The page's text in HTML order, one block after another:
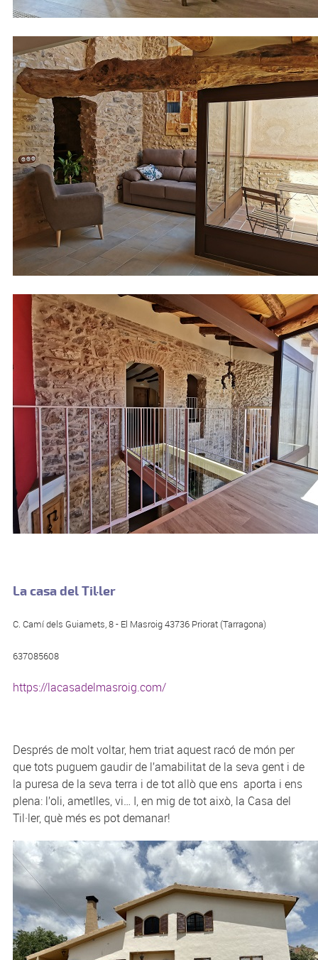
La casa del Til·ler
C. Camí dels Guiamets, 8 - El Masroig 43736 Priorat (Tarragona)
637085608
https://lacasadelmasroig.com/
Després de molt voltar, hem triat aquest racó de món per
que tots puguem gaudir de l’amabilitat de la seva gent i de
la puresa de la seva terra i de tot allò que ens aporta i ens
plena: l’oli, ametlles, vi… I, en mig de tot això, la Casa del
Til·ler, què més es pot demanar!